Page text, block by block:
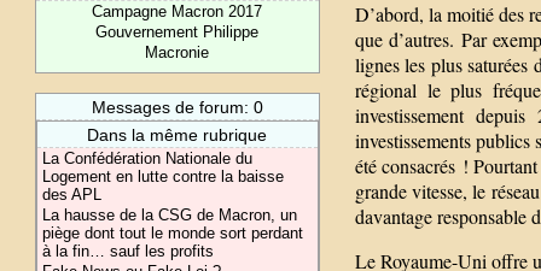
Campagne Macron 2017
Gouvernement Philippe
Macronie
Messages de forum: 0
Dans la même rubrique
La Confédération Nationale du
Logement en lutte contre la baisse
des APL
La hausse de la CSG de Macron, un
piège dont tout le monde sort perdant
à la fin… sauf les profits
D’abord, la moitié des
que d’autres. Par
lignes les plus saturées
régional le plus
investissement
investissements publics
été consacrés !
grande vitesse, le
davantage responsable
Le Royaume-Uni offre